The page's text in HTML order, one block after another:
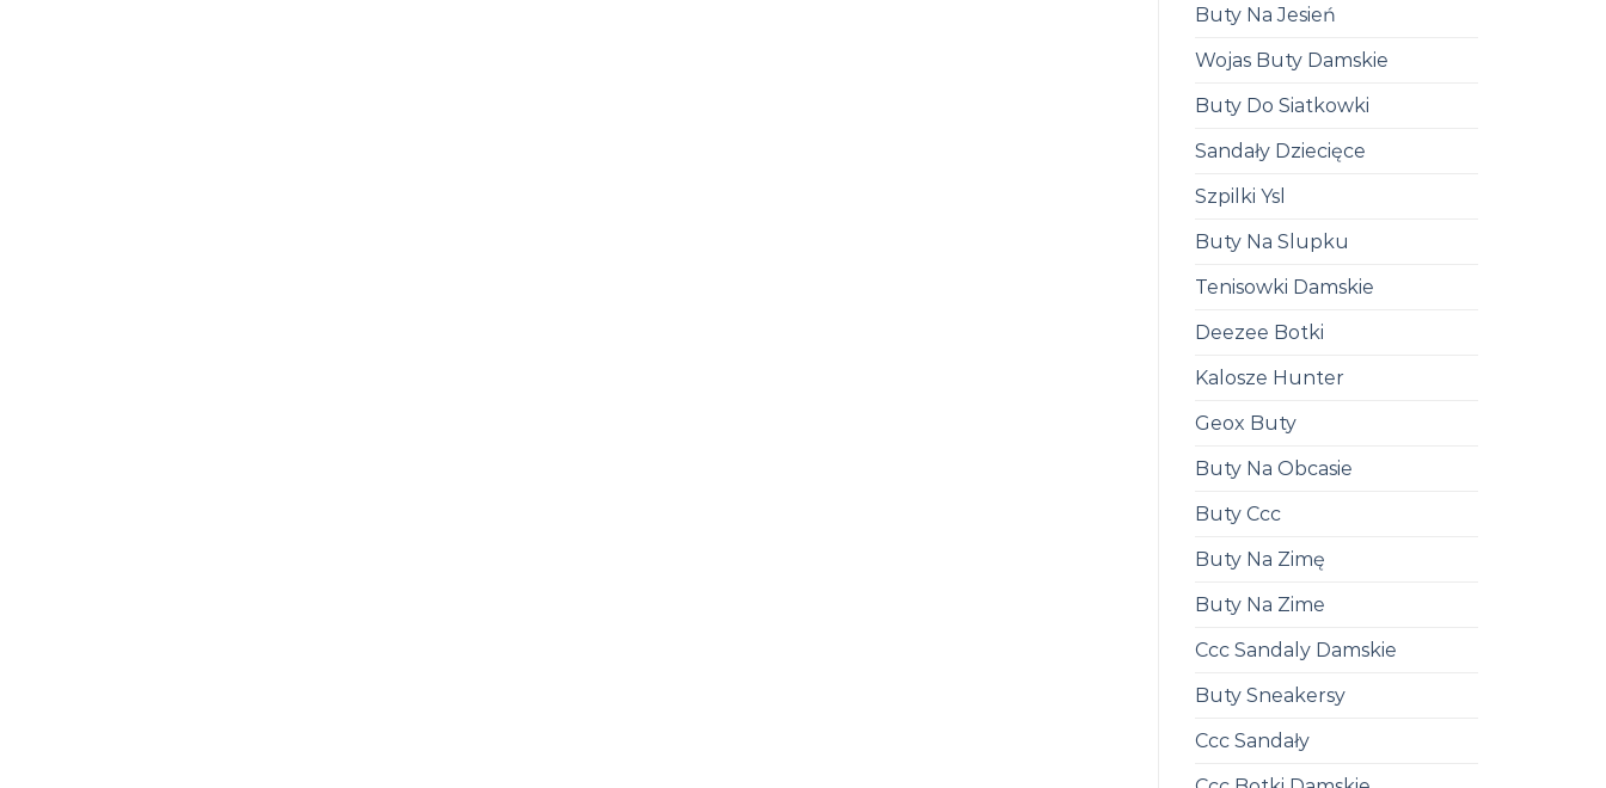
Buty Na Jesień
Wojas Buty Damskie
Buty Do Siatkowki
Sandały Dziecięce
Szpilki Ysl
Buty Na Slupku
Tenisowki Damskie
Deezee Botki
Kalosze Hunter
Geox Buty
Buty Na Obcasie
Buty Ccc
Buty Na Zimę
Buty Na Zime
Ccc Sandaly Damskie
Buty Sneakersy
Ccc Sandały